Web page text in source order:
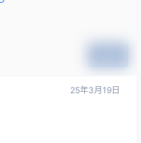
25年3月19日